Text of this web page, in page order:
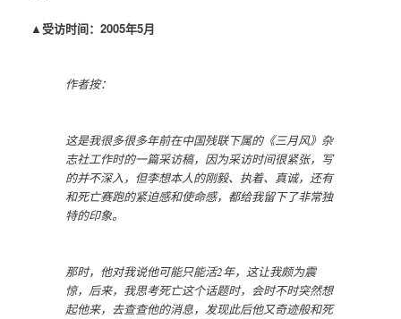
▲受访时间：2005年5月
作者按：
这是我很多很多年前在中国残联下属的《三月风》杂
志社工作时的一篇采访稿，因为采访时间很紧张，写
的并不深入，但李想本人的刚毅、执着、真诚，还有
和死亡赛跑的紧迫感和使命感，都给我留下了非常独
特的印象。
那时，他对我说他可能只能活2年，这让我颇为震
惊，后来，我思考死亡这个话题时，会时不时突然想
起他来，去查查他的消息，发现此后他又奇迹般和死